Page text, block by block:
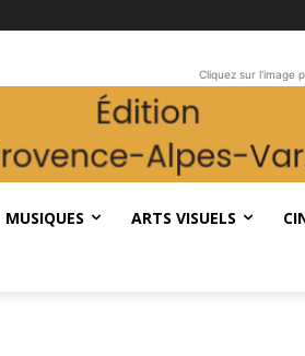
Cliquez sur l'image
MUSIQUES ARTS VISUELS